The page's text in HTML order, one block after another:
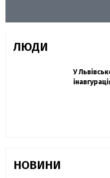
ЛЮДИ
Павло Дак
«Час не
Захисник
У
НОВИНИ